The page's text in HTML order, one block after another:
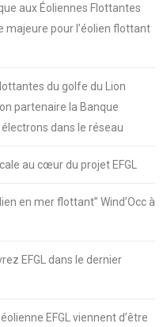
aux Éoliennes Flottantes
majeure pour l’éolien flottant
du golfe du Lion
partenaire la Banque
dans le réseau
au cœur du projet EFGL
en mer flottant” Wind’Occ à
EFGL dans le dernier
EFGL viennent d’être